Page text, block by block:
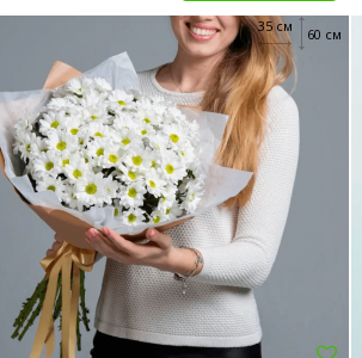
60 см
35 см